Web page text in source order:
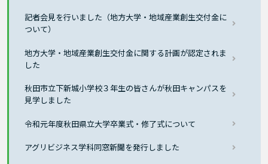
記者会見を行いました（地方大学・地域産業創生交付金に
ついて）
地方大学・地域産業創生交付金に関する計画が認定されま
した
秋田市立下新城小学校３年生の皆さんが秋田キャンパスを
見学しました
令和元年度秋田県立大学卒業式・修了式について
アグリビジネス学科同窓新聞を発行しました